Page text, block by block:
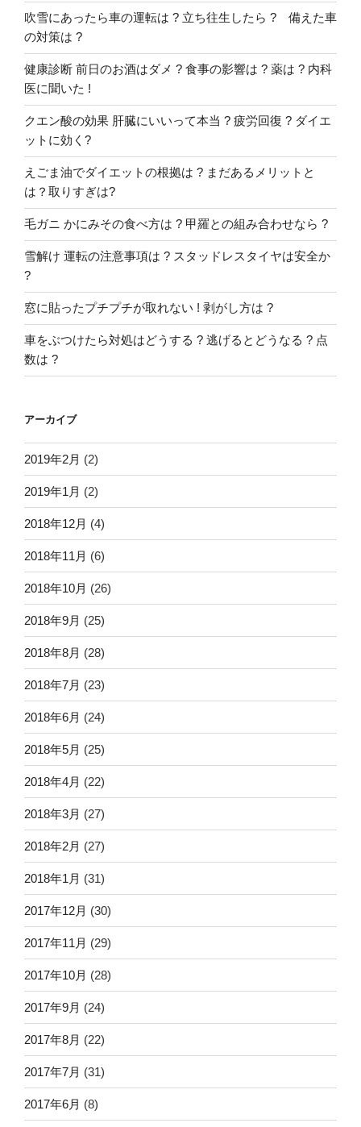
吹雪にあったら車の運転は ? 立ち往生したら ? 備えた車
の対策は ?
健康診断 前日のお酒はダメ ? 食事の影響は ? 薬は ? 内科
医に聞いた !
クエン酸の効果 肝臓にいいって本当 ? 疲労回復 ? ダイエ
ットに効く?
えごま油でダイエットの根拠は ? まだあるメリットと
は？取りすぎは?
毛ガニ かにみその食べ方は ? 甲羅との組み合わせなら ?
雪解け 運転の注意事項は ? スタッドレスタイヤは安全か
?
窓に貼ったプチプチが取れない ! 剥がし方は ?
車をぶつけたら対処はどうする ? 逃げるとどうなる ? 点
数は ?
アーカイブ
2019年2月 (2)
2019年1月 (2)
2018年12月 (4)
2018年11月 (6)
2018年10月 (26)
2018年9月 (25)
2018年8月 (28)
2018年7月 (23)
2018年6月 (24)
2018年5月 (25)
2018年4月 (22)
2018年3月 (27)
2018年2月 (27)
2018年1月 (31)
2017年12月 (30)
2017年11月 (29)
2017年10月 (28)
2017年9月 (24)
2017年8月 (22)
2017年7月 (31)
2017年6月 (8)